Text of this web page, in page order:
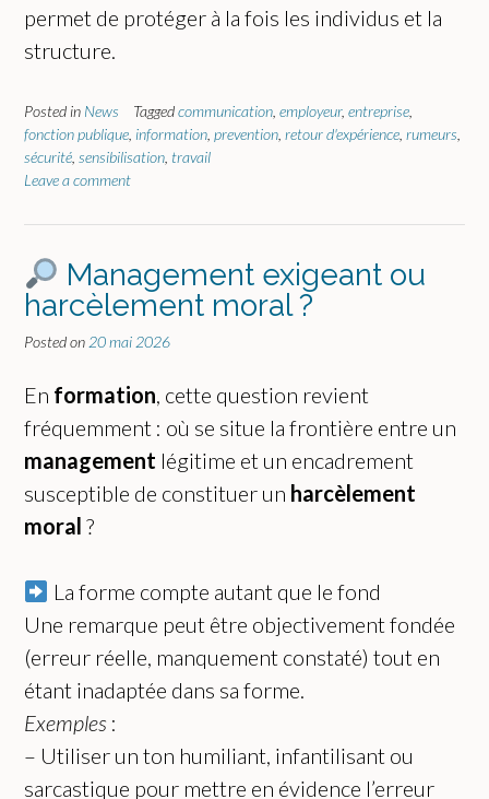
permet de protéger à la fois les individus et la
structure.
Posted in News Taggedcommunication employeur, entreprise
fonction publique information prevention retour d'expérience rumeurs
sécurité sensibilisation travail
Leave a comment
Management exigeant ou
harcèlement moral ?
Posted on 20 mai 2026
En formation, cette question revient
fréquemment : où se situe la frontière entre un
management légitime et un encadrement
susceptible de constituer un harcèlement
moral ?
La forme compte autant que le fond
Une remarque peut être objectivement fondée
(erreur réelle, manquement constaté) tout en
étant inadaptée dans sa forme.
Exemples :
– Utiliser un ton humiliant, infantilisant ou
sarcastique pour mettre en évidence l’erreur